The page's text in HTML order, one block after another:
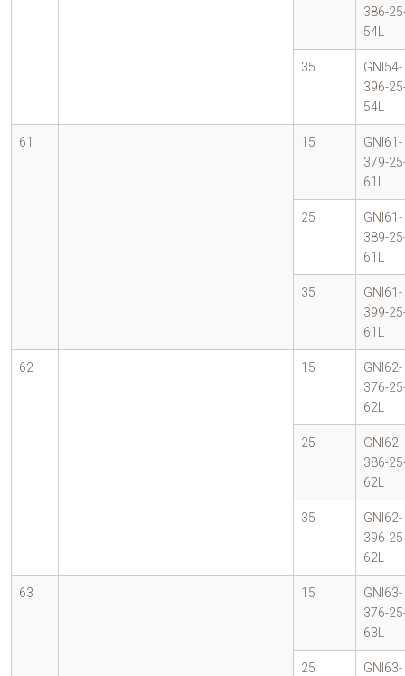
386-
54L
35
GNI54-
396-
54L
61 15
GNI61-
379-
61L
25
GNI61-
389-
61L
35
GNI61-
399-
61L
62 15
GNI62-
376-
62L
25
GNI62-
386-
62L
35
GNI62-
396-
62L
63 15
GNI63-
376-
63L
25
GNI63-